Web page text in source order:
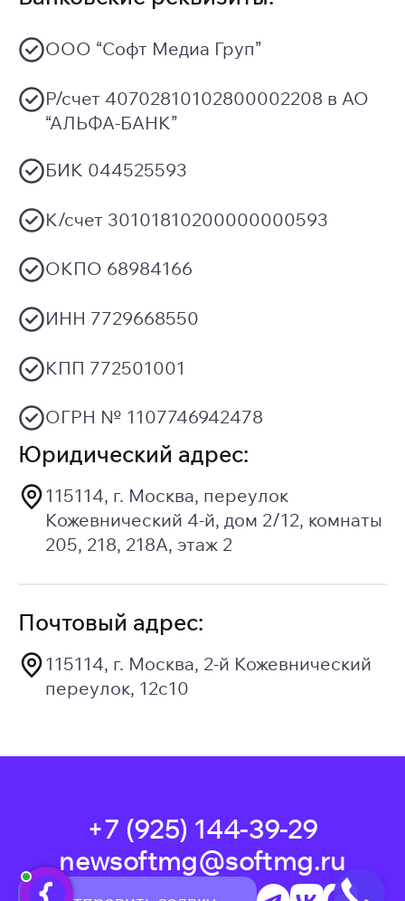
ООО “Софт Медиа Груп”
Р/счет 40702810102800002208 в АО
“АЛЬФА-БАНК”
БИК 044525593
К/счет 30101810200000000593
ОКПО 68984166
ИНН 7729668550
КПП 772501001
ОГРН № 1107746942478
Юридический адрес:
115114, г. Москва, переулок
Кожевнический 4-й, дом 2/12, комнаты
205, 218, 218А, этаж 2
Почтовый адрес:
115114, г. Москва, 2-й Кожевнический
переулок, 12с10
+7 (925) 144-39-29
newsoftmg@softmg.ru